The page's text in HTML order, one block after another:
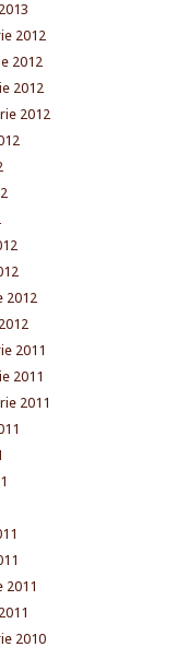
2012
2012
2012
2012
2012
2011
2011
2011
2011
2010